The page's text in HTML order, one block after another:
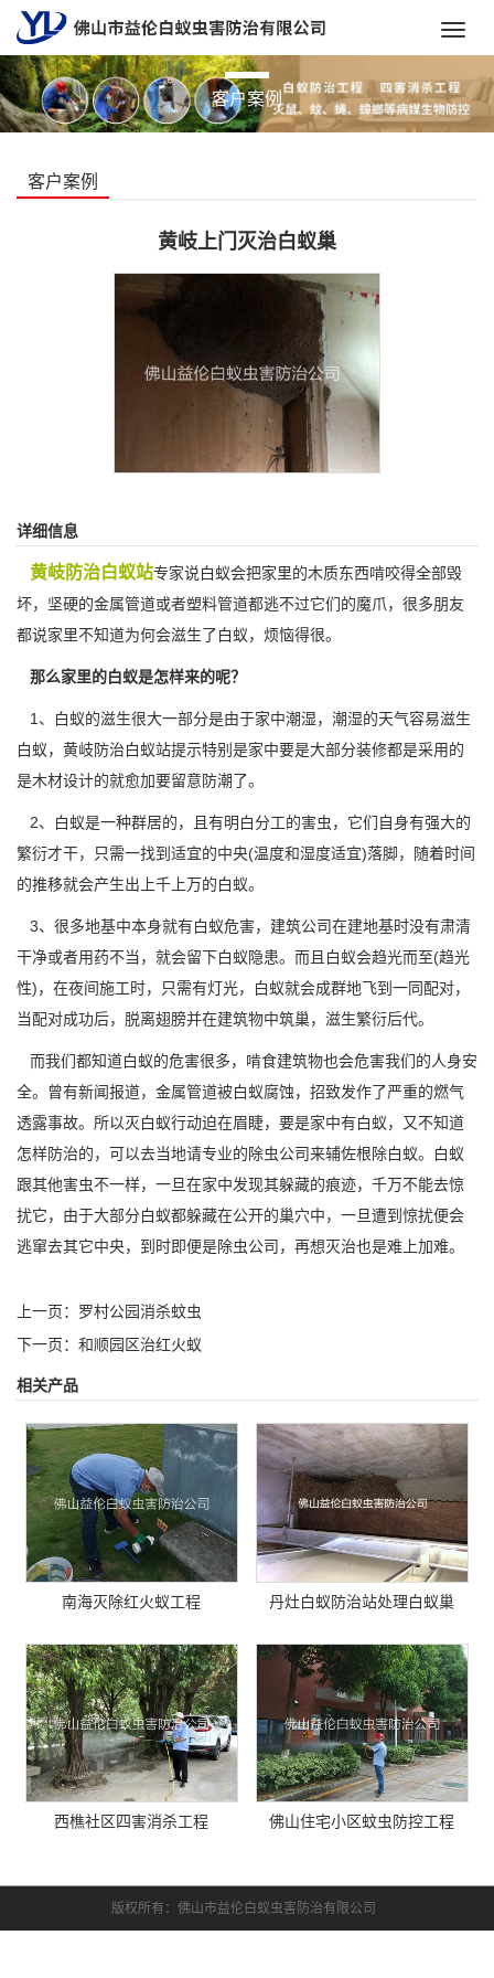
客户案例
客户案例
黄岐上门灭治白蚁巢
详细信息
黄岐防治白蚁站专家说白蚁会把家里的木质东西啃咬得全部毁
坏，坚硬的金属管道或者塑料管道都逃不过它们的魔爪，很多朋友
都说家里不知道为何会滋生了白蚁，烦恼得很。
那么家里的白蚁是怎样来的呢？
1、白蚁的滋生很大一部分是由于家中潮湿，潮湿的天气容易滋生
白蚁，黄岐防治白蚁站提示特别是家中要是大部分装修都是采用的
是木材设计的就愈加要留意防潮了。
2、白蚁是一种群居的，且有明白分工的害虫，它们自身有强大的
繁衍才干，只需一找到适宜的中央(温度和湿度适宜)落脚，随着时间
的推移就会产生出上千上万的白蚁。
3、很多地基中本身就有白蚁危害，建筑公司在建地基时没有肃清
干净或者用药不当，就会留下白蚁隐患。而且白蚁会趋光而至(趋光
性)，在夜间施工时，只需有灯光，白蚁就会成群地飞到一同配对，
当配对成功后，脱离翅膀并在建筑物中筑巢，滋生繁衍后代。
而我们都知道白蚁的危害很多，啃食建筑物也会危害我们的人身安
全。曾有新闻报道，金属管道被白蚁腐蚀，招致发作了严重的燃气
透露事故。所以灭白蚁行动迫在眉睫，要是家中有白蚁，又不知道
怎样防治的，可以去当地请专业的除虫公司来辅佐根除白蚁。白蚁
跟其他害虫不一样，一旦在家中发现其躲藏的痕迹，千万不能去惊
扰它，由于大部分白蚁都躲藏在公开的巢穴中，一旦遭到惊扰便会
逃窜去其它中央，到时即便是除虫公司 ，再想灭治也是难上加难。
上一页： 罗村公园消杀蚊虫
下一页： 和顺园区治红火蚁
相关产品
南海灭除红火蚁工程 丹灶白蚁防治站处理白蚁巢
西樵社区四害消杀工程 佛山住宅小区蚊虫防控工程
版权所有：佛山市益伦白蚁虫害防治有限公司